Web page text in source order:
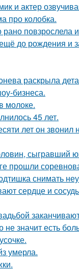
и актер
про колобка.
повзрослела
до рождения и
раскрыла
бизнеса.
молоке.
45 лет.
лет он звонил
сыгравший
прошли
снимать
сердце и
не значит есть
умерла.